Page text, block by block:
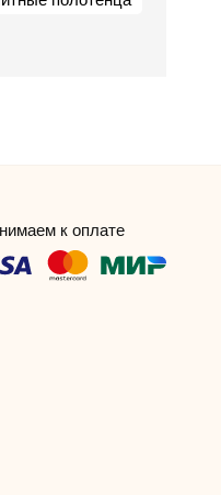
к оплате